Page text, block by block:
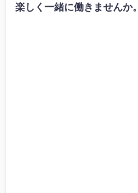
楽しく一緒に働きませんか。